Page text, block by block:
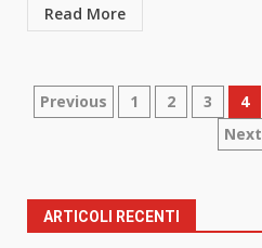
Read More
Paginazione
articoli
Previous 1 2 3 4
Next
ARTICOLI RECENTI